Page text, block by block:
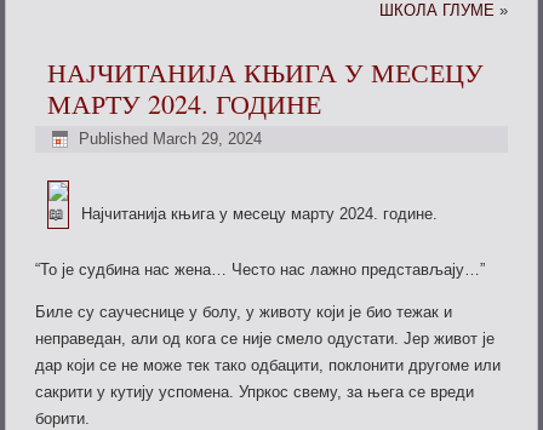
ШКОЛА ГЛУМЕ»
НАЈЧИТАНИЈА КЊИГА У МЕСЕЦУ
МАРТУ 2024. ГОДИНЕ
Published March 29, 2024
Најчитанија књига у месецу марту 2024. године.
“То је судбина нас жена… Често нас лажно представљају…”
Биле су саучеснице у болу, у животу који је био тежак и
неправедан, али од кога се није смело одустати. Јер живот је
дар који се не може тек тако одбацити, поклонити другоме или
сакрити у кутију успомена. Упркос свему, за њега се вреди
борити.